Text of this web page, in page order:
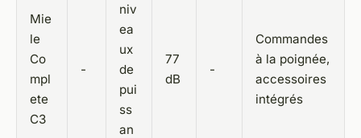
Mie
le
Co
mpl
ete
C3
-
niv
ea
ux
de
pui
ss
an
77
dB
-
Commandes
à la poignée,
accessoires
intégrés